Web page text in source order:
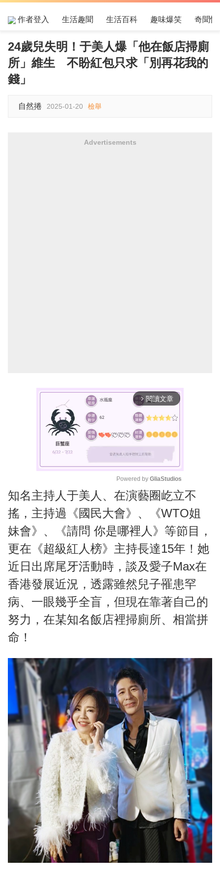
作者登入 生活趣聞 生活百科 趣味爆笑 奇聞怪
24歲兒失明！于美人爆「他在飯店掃廁
所」維生 不盼紅包只求「別再花我的
錢」
自然捲 2025-01-20 檢舉
Advertisements
arrow_forward_ios 閱讀文章
M
Powered by GliaStudios
知名主持人于美人、在演藝圈屹立不
搖，主持過《國民大會》、《WTO姐
妹會》、《請問 你是哪裡人》等節目，
更在《超級紅人榜》主持長達15年！她
近日出席尾牙活動時，談及愛子Max在
香港發展近況，透露雖然兒子罹患罕
病、一眼幾乎全盲，但現在靠著自己的
努力，在某知名飯店裡掃廁所、相當拼
命！